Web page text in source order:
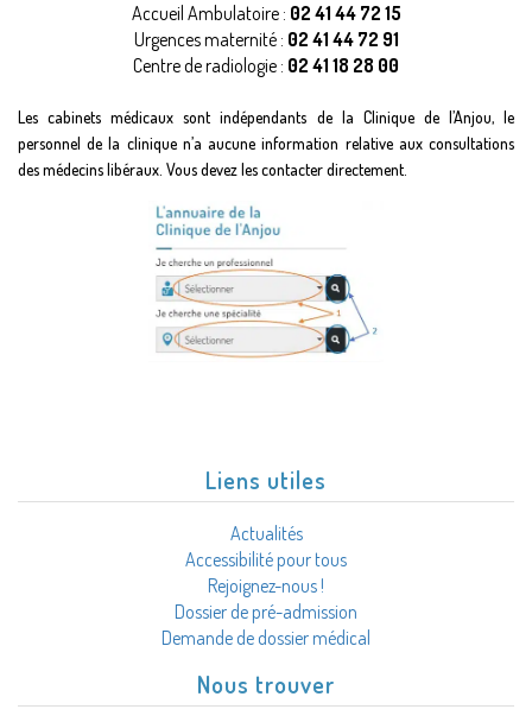
Accueil Ambulatoire : 02 41 44 72 15
Urgences maternité : 02 41 44 72 91
Centre de radiologie : 02 41 18 28 00
Les cabinets médicaux sont indépendants de la Clinique de l’Anjou, le
personnel de la clinique n’a aucune information relative aux consultations
des médecins libéraux. Vous devez les contacter directement.
Liens utiles
Actualités
Accessibilité pour tous
Rejoignez-nous !
Dossier de pré-admission
Demande de dossier médical
Nous trouver